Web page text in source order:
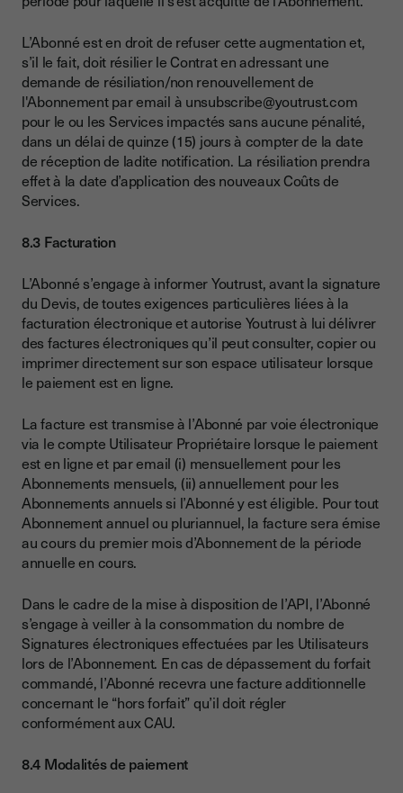
L’Abonné est en droit de refuser cette augmentation et,
s’il le fait, doit résilier le Contrat en adressant une
demande de résiliation/non renouvellement de
l'Abonnement par email à unsubscribe@youtrust.com
pour le ou les Services impactés sans aucune pénalité,
dans un délai de quinze (15) jours à compter de la date
de réception de ladite notification. La résiliation prendra
effet à la date d’application des nouveaux Coûts de
Services.
8.3 Facturation
L’Abonné s’engage à informer Youtrust, avant la signature
du Devis, de toutes exigences particulières liées à la
facturation électronique et autorise Youtrust à lui délivrer
des factures électroniques qu’il peut consulter, copier ou
imprimer directement sur son espace utilisateur lorsque
le paiement est en ligne.
La facture est transmise à l’Abonné par voie électronique
via le compte Utilisateur Propriétaire lorsque le paiement
est en ligne et par email (i) mensuellement pour les
Abonnements mensuels, (ii) annuellement pour les
Abonnements annuels si l’Abonné y est éligible. Pour tout
Abonnement annuel ou pluriannuel, la facture sera émise
au cours du premier mois d’Abonnement de la période
annuelle en cours.
Dans le cadre de la mise à disposition de l’API, l’Abonné
s’engage à veiller à la consommation du nombre de
Signatures électroniques effectuées par les Utilisateurs
lors de l’Abonnement. En cas de dépassement du forfait
commandé, l’Abonné recevra une facture additionnelle
concernant le “hors forfait” qu’il doit régler
conformément aux CAU.
8.4 Modalités de paiement